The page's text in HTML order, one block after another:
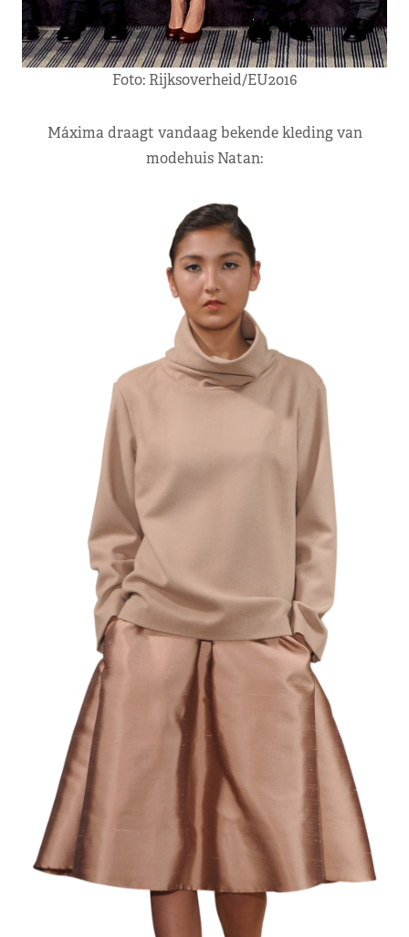
Foto: Rijksoverheid/EU2016
Máxima draagt vandaag bekende kleding van
modehuis Natan: